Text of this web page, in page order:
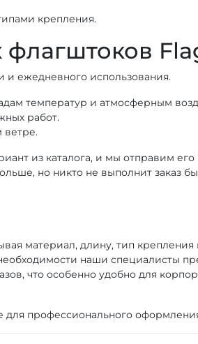
крепления.
и ежедневного использования.
температур и атмосферным
работ.
ветре.
из каталога, и мы отправим
но никто не выполнит заказ
материал, длину, тип
наши специалисты
что особенно удобно для
для профессионального